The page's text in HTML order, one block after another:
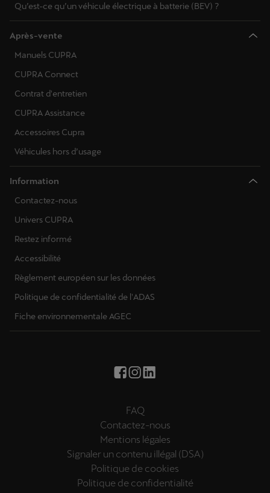
Qu’est-ce qu’un véhicule électrique à batterie (BEV) ?
Après-vente
Manuels CUPRA
CUPRA Connect
Contrat d'entretien
CUPRA Assistance
Accessoires Cupra
Véhicules hors d’usage
Information
Contactez-nous
Univers CUPRA
Restez informé
Accessibilité
Règlement européen sur les données
Politique de confidentialité de l'ADAS
Fiche environnementale AGEC
FAQ
Contactez-nous
Mentions légales
Signaler un contenu illégal (DSA)
Politique de cookies
Politique de confidentialité